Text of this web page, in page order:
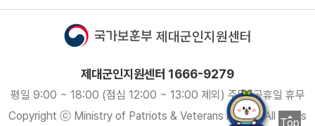
제대군인지원센터
제대군인지원센터 1666-9279
평일 9:00 ~ 18:00 (점심 12:00 ~ 13:00 제외) 주말, 공휴일 휴무
Copyright ⓒ Ministry of Patriots & Veterans Affairs. All rights
Top